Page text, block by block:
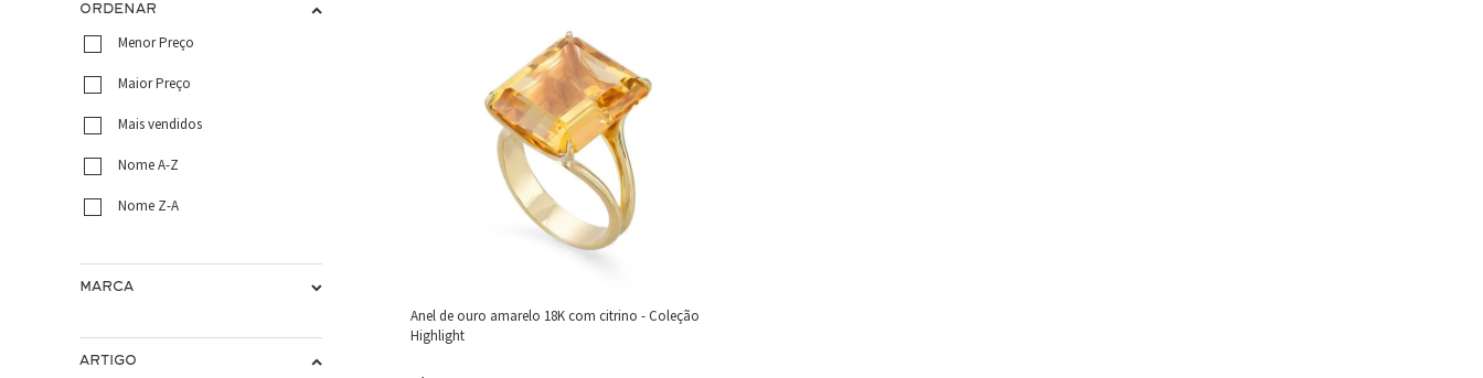
ORDENAR
Menor Preço
Maior Preço
Mais vendidos
Nome A-Z
Nome Z-A
MARCA
ARTIGO
Anel de ouro amarelo 18K com citrino - Coleção
Highlight